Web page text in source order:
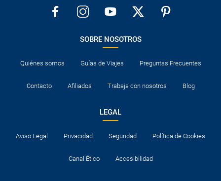
SOBRE NOSOTROS
Quiénes somos Guías de Viajes Preguntas Frecuentes
Contacto Afiliados Trabaja con nosotros Blog
LEGAL
Aviso Legal Privacidad Seguridad Política de Cookies
Canal Ético Accesibilidad